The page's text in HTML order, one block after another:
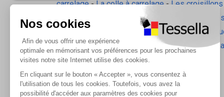
carrelage-La colle à carrelage- Les croisillons
pavilift
Le carrelage sol intérieur
Les
-L'isolation
Les accessoires d'isolation
- Radiateurs
Les tablettes de douche